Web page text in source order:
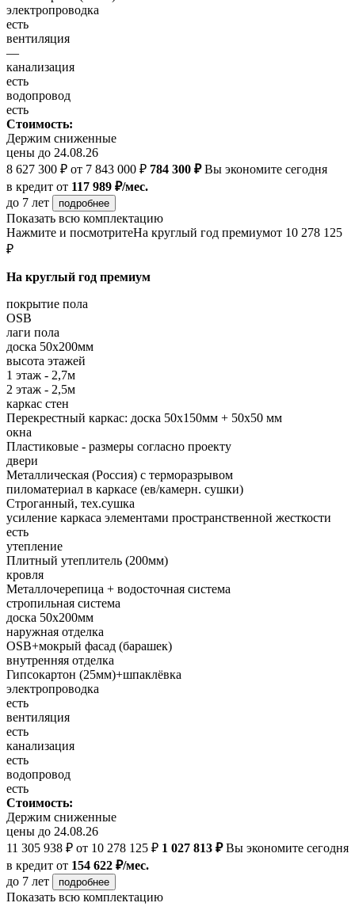
электропроводка
есть
вентиляция
—
канализация
есть
водопровод
есть
Стоимость:
Держим сниженные
цены до 24.08.26
8 627 300 ₽ от 7 843 000 ₽ 784 300 ₽Вы экономите сегодня
в кредит от 117 989 ₽/мес.
до 7 лет
подробнее
Показать всю комплектацию
Нажмите и посмотритеНа круглый год премиумот 10 278 125
₽
На круглый год премиум
покрытие пола
OSB
лаги пола
доска 50х200мм
высота этажей
1 этаж - 2,7м
2 этаж - 2,5м
каркас стен
Перекрестный каркас: доска 50х150мм + 50х50 мм
окна
Пластиковые - размеры согласно проекту
двери
Металлическая (Россия) с терморазрывом
пиломатериал в каркасе (ев/камерн. сушки)
Строганный, тех.сушка
усиление каркаса элементами пространственной жесткости
есть
утепление
Плитный утеплитель (200мм)
кровля
Металлочерепица + водосточная система
стропильная система
доска 50х200мм
наружная отделка
OSB+мокрый фасад (барашек)
внутренняя отделка
Гипсокартон (25мм)+шпаклёвка
электропроводка
есть
вентиляция
есть
канализация
есть
водопровод
есть
Стоимость:
Держим сниженные
цены до 24.08.26
11 305 938 ₽ от 10 278 125 ₽ 1 027 813 ₽Вы экономите сегодня
в кредит от 154 622 ₽/мес.
до 7 лет
подробнее
Показать всю комплектацию